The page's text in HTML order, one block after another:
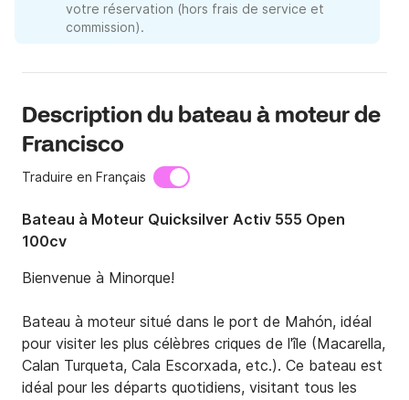
votre réservation (hors frais de service et
commission).
Description du bateau à moteur de
Francisco
Traduire en Français
Bateau à Moteur Quicksilver Activ 555 Open
100cv
Bienvenue à Minorque!
Bateau à moteur situé dans le port de Mahón, idéal
pour visiter les plus célèbres criques de l'île (Macarella,
Calan Turqueta, Cala Escorxada, etc.). Ce bateau est
idéal pour les départs quotidiens, visitant tous les